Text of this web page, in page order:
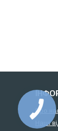
Про
Наші